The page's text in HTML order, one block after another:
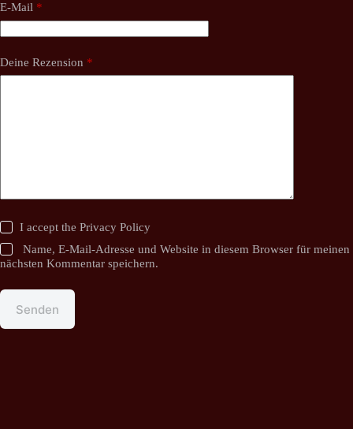
E-Mail *
Deine Rezension *
I accept thePrivacy Policy
Name, E-Mail-Adresse und Website in diesem Browser für meinen
nächsten Kommentar speichern.
Senden